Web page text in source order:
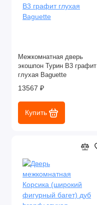
Межкомнатная дверь
экошпон Турин В3 графит
глухая Baguette
13567 ₽
Купить